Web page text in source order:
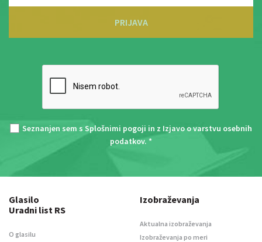
PRIJAVA
Seznanjen sem s Splošnimi pogoji in z Izjavo o varstvu osebnih
podatkov. *
Glasilo
Uradni list RS
O glasilu
Izobraževanja
Aktualna izobraževanja
Izobraževanja po meri